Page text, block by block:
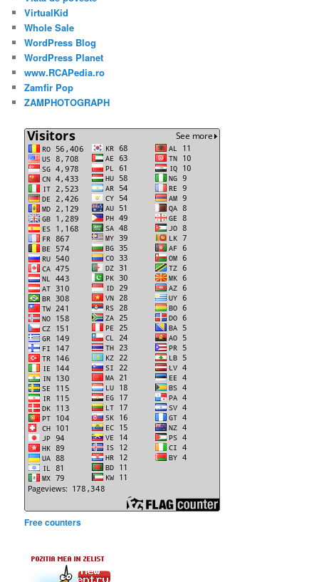
VirtualKid
Whole Sale
WordPress Blog
WordPress Planet
www.RCAPedia.ro
Zamfir Pop
ZAMPHOTOGRAPH
Free counters